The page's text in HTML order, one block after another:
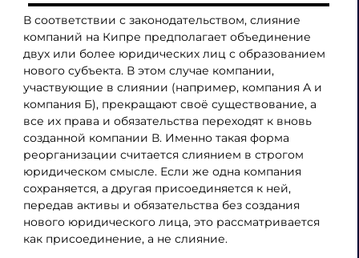
В соответствии с законодательством, слияние
компаний на Кипре предполагает объединение
двух или более юридических лиц с образованием
нового субъекта. В этом случае компании,
участвующие в слиянии (например, компания А и
компания Б), прекращают своё существование, а
все их права и обязательства переходят к вновь
созданной компании В. Именно такая форма
реорганизации считается слиянием в строгом
юридическом смысле. Если же одна компания
сохраняется, а другая присоединяется к ней,
передав активы и обязательства без создания
нового юридического лица, это рассматривается
как присоединение, а не слияние.